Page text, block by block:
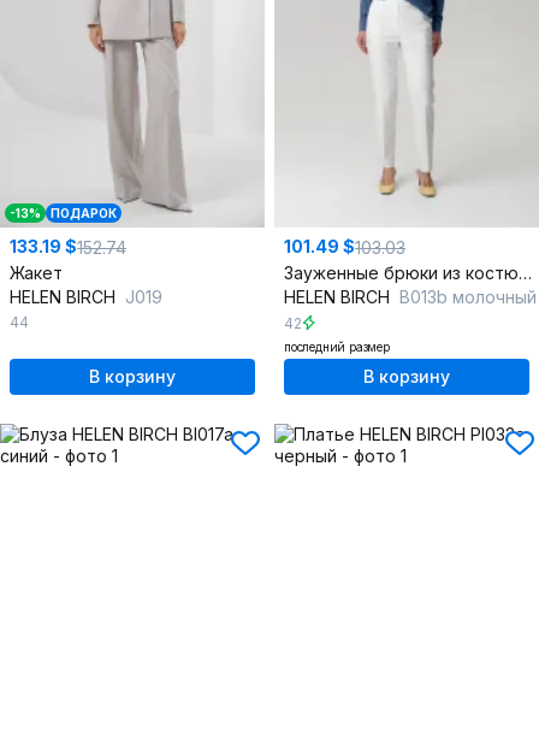
-13% ПОДАРОК
133.19 $152.74
Жакет
HELEN BIRCH J019
44
В корзину
101.49 $103.03
Зауженные брюки из костюмной ткани с высокой посадкой
HELEN BIRCH В013b молочный
42
последний размер
В корзину